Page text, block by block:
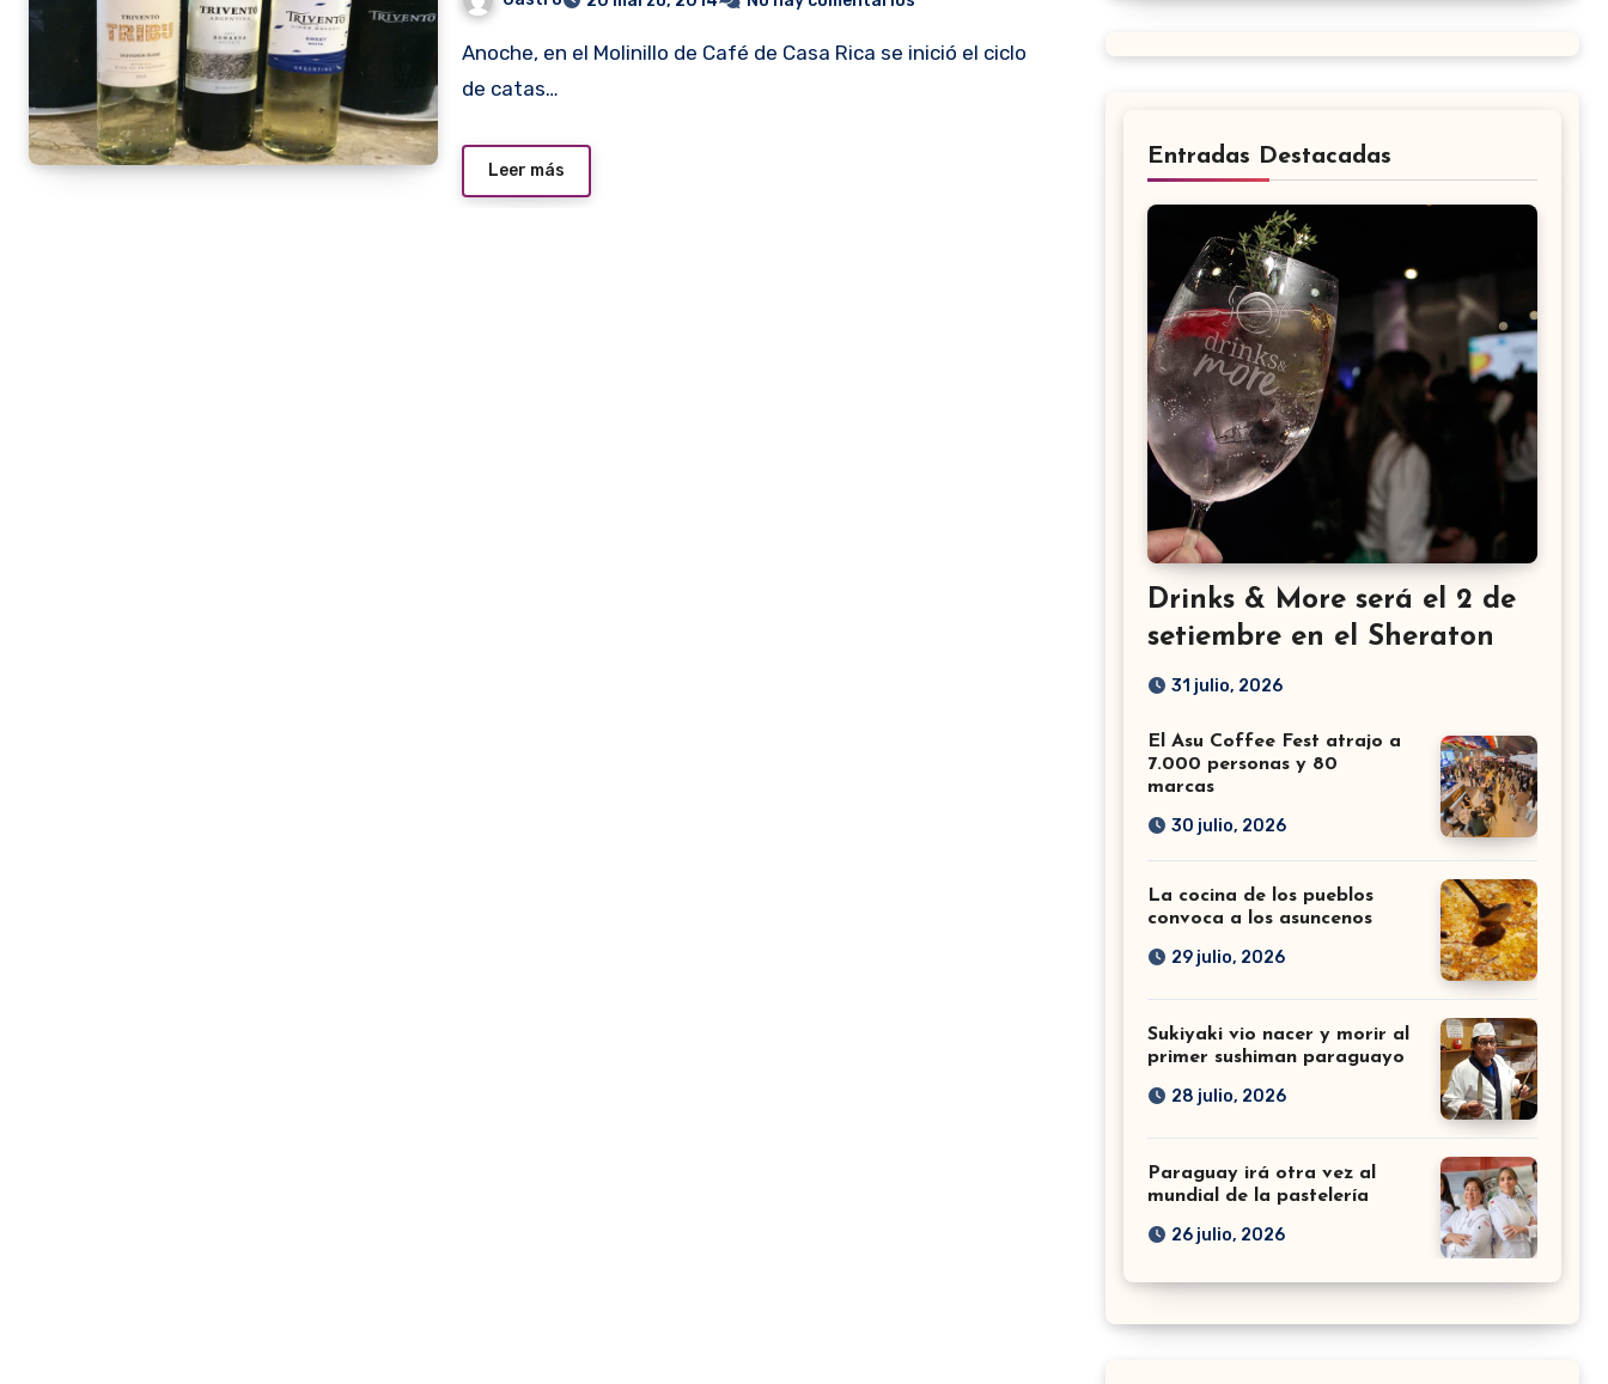
Anoche, en el Molinillo de Café de Casa Rica se inició el ciclo
de catas…
Leer más
Entradas Destacadas
Drinks & More será el 2 de
setiembre en el Sheraton
31 julio, 2026
El Asu Coffee Fest atrajo a
7.000 personas y 80
marcas
30 julio, 2026
La cocina de los pueblos
convoca a los asuncenos
29 julio, 2026
Sukiyaki vio nacer y morir al
primer sushiman paraguayo
28 julio, 2026
Paraguay irá otra vez al
mundial de la pastelería
26 julio, 2026